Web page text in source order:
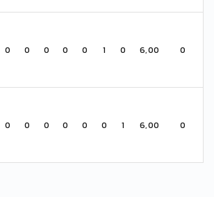
0 0 0 0 0 1 0 6,00 0
0 0 0 0 0 0 1 6,00 0